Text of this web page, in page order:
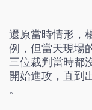
還原當時情形，
例，但當天現場
三位裁判當時都
開始進攻，直到
。